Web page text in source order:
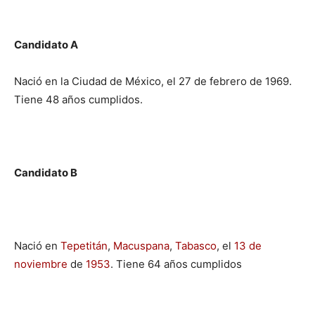
Candidato A
Nació en la Ciudad de México, el 27 de febrero de 1969.
Tiene 48 años cumplidos.
Candidato B
Nació en Tepetitán, Macuspana, Tabasco, el 13 de
noviembre de 1953. Tiene 64 años cumplidos